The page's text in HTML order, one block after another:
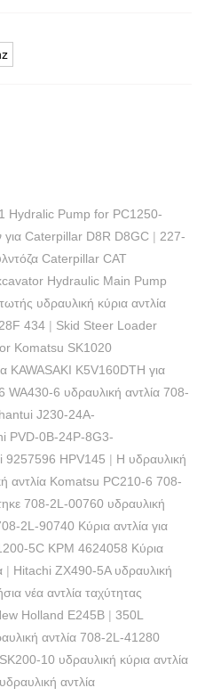
Hydralic Pump for PC1250-
για Caterpillar D8R D8GC | 227-
Caterpillar CAT
Hydraulic Main Pump
υδραυλική κύρια αντλία
434 | Skid Steer Loader
Komatsu SK1020
KAWASAKI K5V160DTH για
WA430-6 υδραυλική αντλία 708-
J230-24A-
PVD-0B-24P-8G3-
9257596 HPV145 | Η υδραυλική
αντλία Komatsu PC210-6 708-
708-2L-00760 υδραυλική
2L-90740 Κύρια αντλία για
5C KPM 4624058 Κύρια
| Hitachi ZX490-5A υδραυλική
νέα αντλία ταχύτητας
Holland E245B | 350L
αντλία 708-2L-41280
10 υδραυλική κύρια αντλία
αντλία